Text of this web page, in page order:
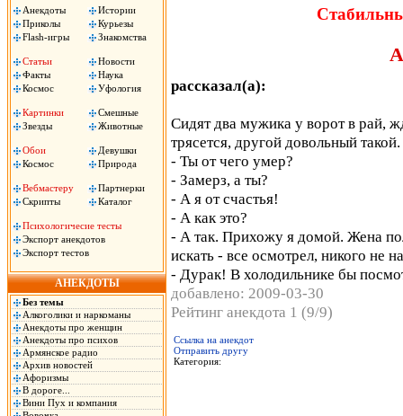
Анекдоты
Истории
Приколы
Курьезы
Flash-игры
Знакомства
Статьи
Новости
Факты
Наука
Космос
Уфология
Картинки
Смешные
Звезды
Животные
Обои
Девушки
Космос
Природа
Вебмастеру
Партнерки
Скрипты
Каталог
Психологичесие тесты
Экспорт анекдотов
Экспорт тестов
АНЕКДОТЫ
Без темы
Алкоголики и наркоманы
Анекдоты про женщин
Анекдоты про психов
Армянское радио
Архив новостей
Афоризмы
В дороге...
Вини Пух и компания
рассказал(а):
Сидят два мужика у ворот в рай,
трясется, другой довольный
- Ты от чего умер?
- Замерз, а ты?
- А я от счастья!
- А как это?
- А так. Прихожу я домой. Жена
искать - все осмотрел, никого не
- Дурак! В холодильнике бы
добавлено: 2009-03-30
Рейтинг анекдота 1 (9/9)
Ссылка на анекдот
Отправить другу
Категория: